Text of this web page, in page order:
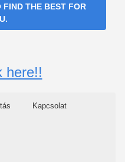
FIND THE BEST FOR
here!!
Kapcsolat